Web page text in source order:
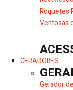
Roquetes
Ventosas
GERADORES
Gerador